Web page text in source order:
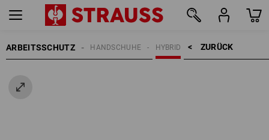
ARBEITSSCHUTZ ZURÜCK    >
HYBRID
HANDSCHUHE